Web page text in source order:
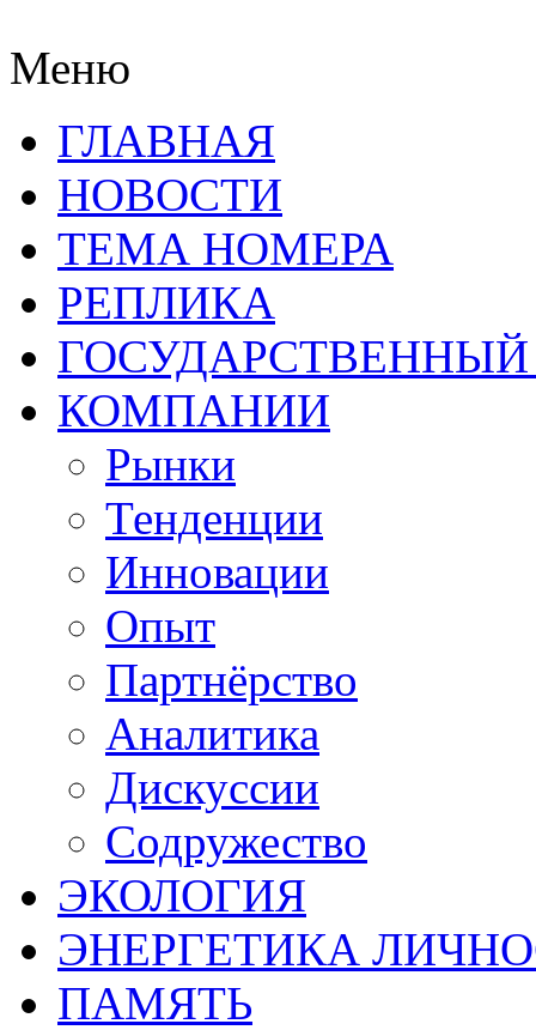
Меню
ГЛАВНАЯ
НОВОСТИ
ТЕМА НОМЕРА
РЕПЛИКА
КОМПАНИИ
Рынки
Тенденции
Инновации
Опыт
Партнёрство
Аналитика
Дискуссии
Содружество
ЭКОЛОГИЯ
ЭНЕРГЕТИКА
ПАМЯТЬ